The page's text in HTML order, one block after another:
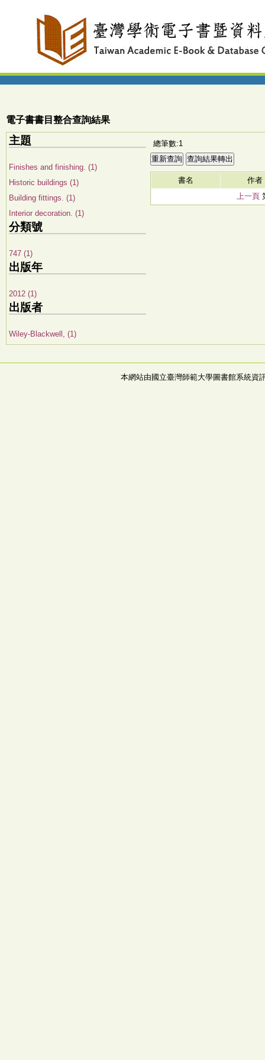
電子書書目整合查詢結果
主題
Finishes and finishing. (1)
Historic buildings (1)
Building fittings. (1)
Interior decoration. (1)
分類號
747 (1)
出版年
2012 (1)
出版者
Wiley-Blackwell, (1)
總筆數:1
書名
作者
上一頁
本網站由國立臺灣師範大學圖書館系統資